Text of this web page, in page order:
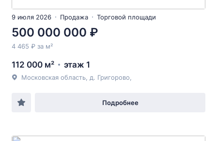
9 июля 2026 Продажа Торговой площади
500 000 000 ₽
4 465 ₽ за м²
112 000 м² этаж 1
Московская область, д. Григорово,
Подробнее